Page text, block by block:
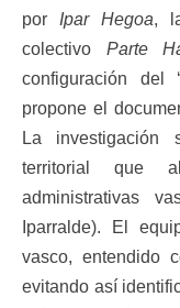
por Ipar Hegoa,
colectivo Parte
configuración del
propone el
La
territorial que
administrativas
Iparralde). El
vasco, entendido
evitando así